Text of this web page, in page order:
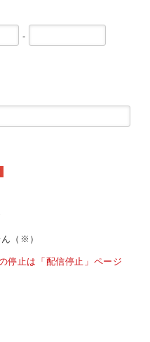
-
（※）
停止は「配信停止」ページ